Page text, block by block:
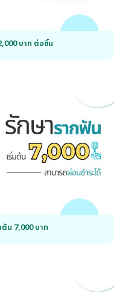
บาท ต่อชิ้น
น 7,000 บาท